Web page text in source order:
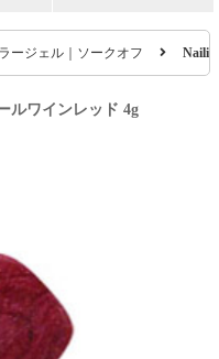
ージェル｜ソークオフ
ワインレッド 4g